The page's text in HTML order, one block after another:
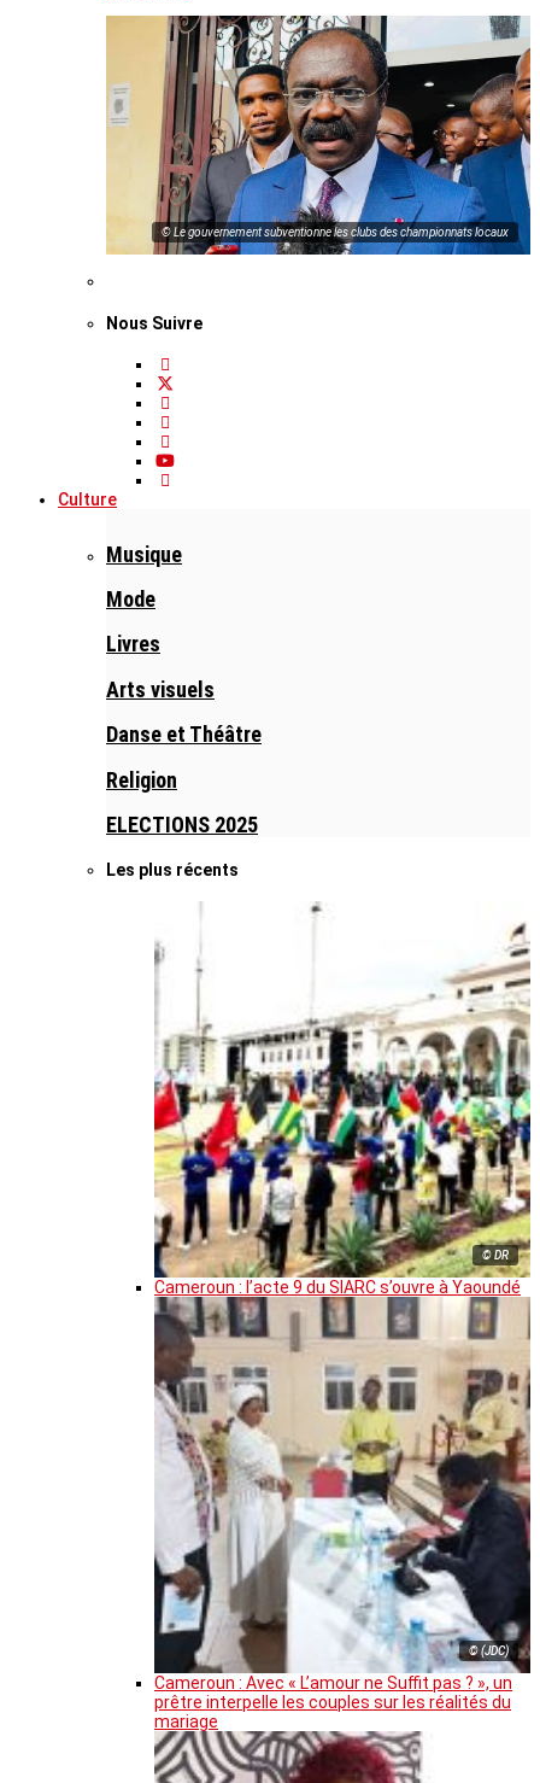
© Le gouvernement subventionne les clubs des championnats locaux
Nous Suivre
Culture
Musique
Mode
Livres
Arts visuels
Danse et Théâtre
Religion
ELECTIONS 2025
Les plus récents
© DR
Cameroun : l’acte 9 du SIARC s’ouvre à Yaoundé
© (JDC)
Cameroun : Avec « L’amour ne Suffit pas ? », un
prêtre interpelle les couples sur les réalités du
mariage